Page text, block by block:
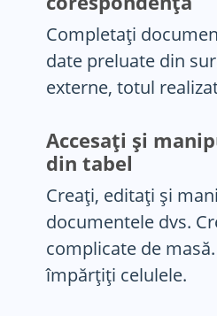
Completați
date preluate din
externe, totul
Accesați și
din tabel
Creați, editați și
documentele dvs.
complicate de
împărțiți celulele.